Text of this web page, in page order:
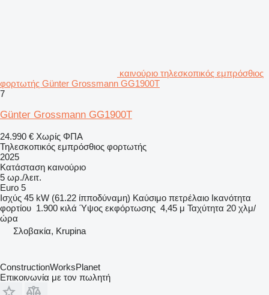
καινούριο τηλεσκοπικός εμπρόσθιος
φορτωτής Günter Grossmann GG1900T
7
Günter Grossmann GG1900T
24.990 € Χωρίς ΦΠΑ
Τηλεσκοπικός εμπρόσθιος φορτωτής
2025
Κατάσταση καινούριο
5 ωρ./λειτ.
Euro 5
Ισχύς 45 kW (61.22 ίπποδύναμη) Καύσιμο πετρέλαιο Ικανότητα
φορτίου 1.900 κιλά Ύψος εκφόρτωσης 4,45 μ Ταχύτητα 20 χλμ/
ώρα
Σλοβακία, Krupina
ConstructionWorksPlanet
Επικοινωνία με τον πωλητή